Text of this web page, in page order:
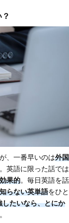
が、一番早いのは外国
英語に限った話では
果的。毎日英語を話
らない英単語をひと
したいなら、とにか